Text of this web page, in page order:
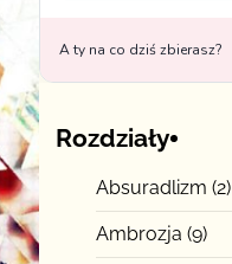
Rozdziały
Absuradlizm (2)
Ambrozja (9)